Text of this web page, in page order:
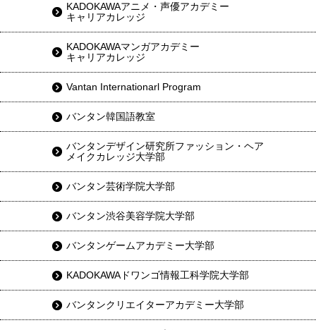
KADOKAWAアニメ・声優アカデミー
キャリアカレッジ
KADOKAWAマンガアカデミー
キャリアカレッジ
Vantan Internationarl Program
バンタン韓国語教室
バンタンデザイン研究所ファッション・ヘア
メイクカレッジ大学部
バンタン芸術学院大学部
バンタン渋谷美容学院大学部
バンタンゲームアカデミー大学部
KADOKAWAドワンゴ情報工科学院大学部
バンタンクリエイターアカデミー大学部